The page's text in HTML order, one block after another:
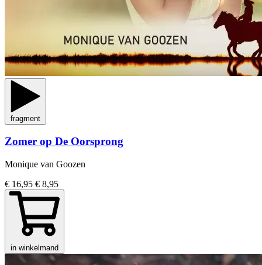
fragment
Zomer op De Oorsprong
Monique van Goozen
€ 16,95 € 8,95
in winkelmand